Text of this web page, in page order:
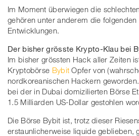
Im Moment überwiegen die
gehören unter anderem die folgenden
Entwicklungen.
Der bisher grösste Krypto-Klau bei
Im bisher grössten Hack aller Zeiten
Kryptobörse Bybit Opfer von
nordkoreanischen Hackern
bei der in Dubai domizilierten Börse
1.5 Milliarden US-Dollar gestohlen
Die Börse Bybit ist, trotz dieser
erstaunlicherweise liquide geblieben,